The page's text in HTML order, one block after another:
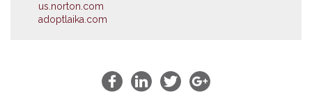
us.norton.com
adoptlaika.com